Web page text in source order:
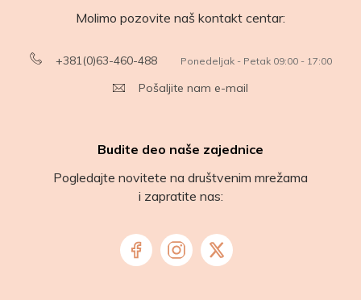
Molimo pozovite naš kontakt centar:
+381(0)63-460-488 Ponedeljak - Petak 09:00 - 17:00
Pošaljite nam e-mail
Budite deo naše zajednice
Pogledajte novitete na društvenim mrežama
i zapratite nas: